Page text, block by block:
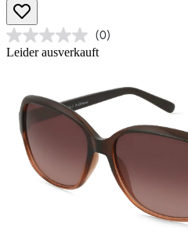
(0)
Leider ausverkauft